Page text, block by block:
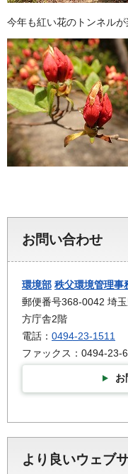
今年も紅い花のトンネルが
お問い合わせ
環境部 秩父環境管理事
郵便番号368-0042 埼
方庁舎2階
電話： 0494-23-1511
ファックス：0494-23-
お
より良いウェブ